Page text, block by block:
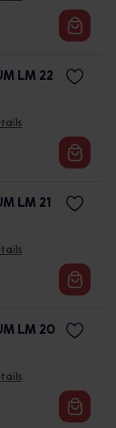
LM 22
LM 21
LM 20